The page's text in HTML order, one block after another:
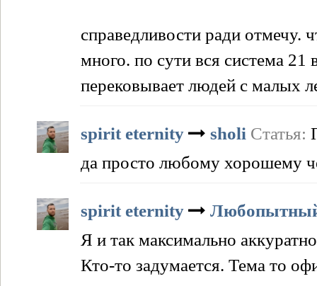
справедливости ради отмечу.
много. по сути вся система 21
перековывает людей с малых
spirit eternity sholi Статья:
да просто любому хорошему
spirit eternity
Я и так максимально
Кто-то задумается. Тема то